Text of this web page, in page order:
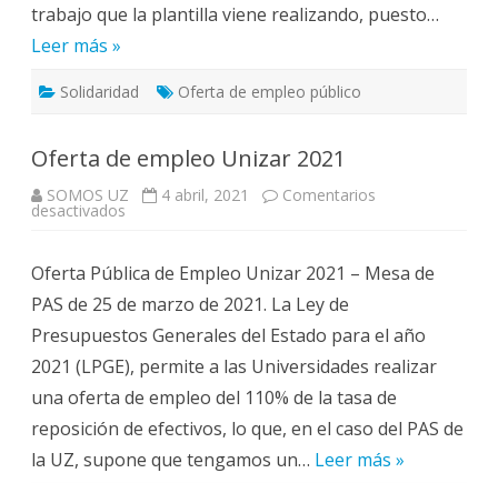
trabajo que la plantilla viene realizando, puesto…
Leer más »
Solidaridad Oferta de empleo público
Oferta de empleo Unizar 2021
SOMOS UZ 4 abril, 2021 Comentarios
desactivados
Unizar
2021
Oferta Pública de Empleo Unizar 2021 – Mesa de
PAS de 25 de marzo de 2021. La Ley de
Presupuestos Generales del Estado para el año
2021 (LPGE), permite a las Universidades realizar
una oferta de empleo del 110% de la tasa de
reposición de efectivos, lo que, en el caso del PAS de
la UZ, supone que tengamos un… Leer más »